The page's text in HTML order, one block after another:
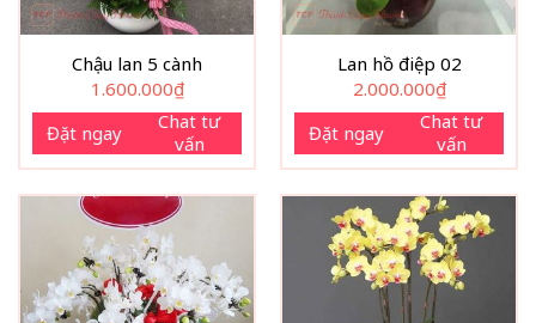
Chậu lan 5 cành
1.600.000₫
Đặt ngay
Chat tư
vấn
Lan hồ điệp 02
2.000.000₫
Đặt ngay
Chat tư
vấn